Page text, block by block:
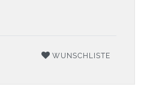
WUNSCHLISTE